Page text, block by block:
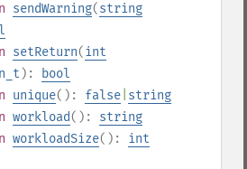
sendWarning(string
setReturn(int
):
bool
unique(): false string
workload(): string
workloadSize(): int